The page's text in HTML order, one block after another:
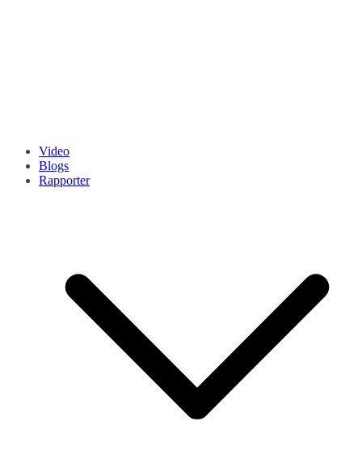
Video
Blogs
Rapporter